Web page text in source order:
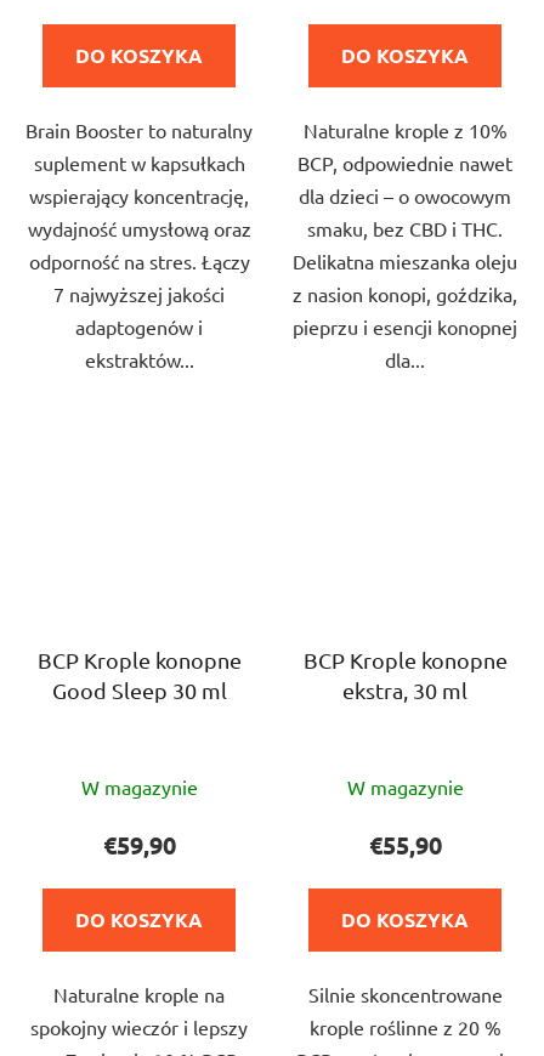
na
gwiazdek.
DO KOSZYKA
Brain Booster to naturalny
suplement w kapsułkach
wspierający koncentrację,
wydajność umysłową oraz
odporność na stres. Łączy
7 najwyższej jakości
adaptogenów i
ekstraktów...
na
gwiazdek.
DO KOSZYKA
Naturalne krople z 10%
BCP, odpowiednie nawet
dla dzieci – o owocowym
smaku, bez CBD i THC.
Delikatna mieszanka oleju
z nasion konopi, goździka,
pieprzu i esencji konopnej
dla...
BCP Krople konopne
Good Sleep 30 ml
ocena
wynosi
5,0
na
gwiazdek.
W magazynie
€59,90
DO KOSZYKA
Naturalne krople na
spokojny wieczór i lepszy
BCP Krople konopne
ekstra, 30 ml
ocena
wynosi
5,0
na
gwiazdek.
W magazynie
€55,90
DO KOSZYKA
Silnie skoncentrowane
krople roślinne z 20 %